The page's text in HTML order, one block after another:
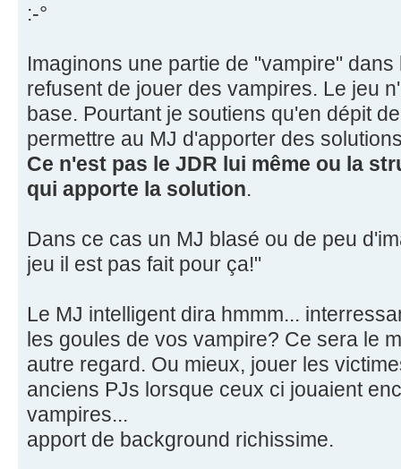
:-°
Imaginons une partie de "vampire"
refusent de jouer des vampires. Le jeu
base. Pourtant je soutiens qu'en dépit
permettre au MJ d'apporter des
Ce n'est pas le JDR lui même ou la
qui apporte la solution.
Dans ce cas un MJ blasé ou de peu
jeu il est pas fait pour ça!"
Le MJ intelligent dira hmmm...
les goules de vos vampire? Ce sera le
autre regard. Ou mieux, jouer les
anciens PJs lorsque ceux ci jouaient
vampires...
apport de background richissime.